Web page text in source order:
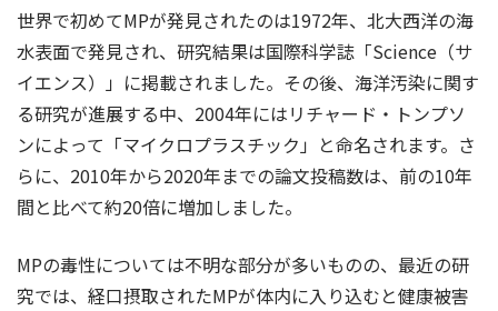
世界で初めてMPが発見されたのは1972年、北大西洋の海
水表面で発見され、研究結果は国際科学誌「Science（サ
イエンス）」に掲載されました。その後、海洋汚染に関す
る研究が進展する中、2004年にはリチャード・トンプソ
ンによって「マイクロプラスチック」と命名されます。さ
らに、2010年から2020年までの論文投稿数は、前の10年
間と比べて約20倍に増加しました。
MPの毒性については不明な部分が多いものの、最近の研
究では、経口摂取されたMPが体内に入り込むと健康被害